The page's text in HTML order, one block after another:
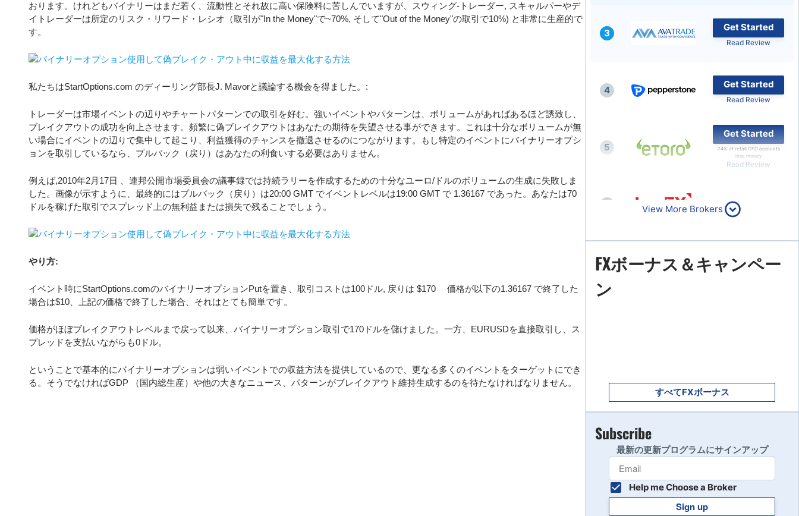
おります。けれどもバイナリーはまだ若く、流動性とそれ故に高い保険料に苦しんでいますが、スウィング-トレーダー, スキャルパーやデ
イトレーダーは所定のリスク・リワード・レシオ（取引が"In the Money"で~70%, そして"Out of the Money"の取引で10%) と非常に生産的で
す。
私たちはStartOptions.com のディーリング部長J. Mavorと議論する機会を得ました。:
トレーダーは市場イベントの辺りやチャートパターンでの取引を好む。強いイベントやパターンは、ボリュームがあればあるほど誘致し、
ブレイクアウトの成功を向上させます。頻繁に偽ブレイクアウトはあなたの期待を失望させる事ができます。これは十分なボリュームが無
い場合にイベントの辺りで集中して起こり、利益獲得のチャンスを撤退させるのにつながります。もし特定のイベントにバイナリーオプシ
ョンを取引しているなら、プルバック（戻り）はあなたの利食いする必要はありません。
例えば,2010年2月17日 、連邦公開市場委員会の議事録では持続ラリーを作成するための十分なユーロ/ドルのボリュームの生成に失敗しま
した。画像が示すように、最終的にはプルバック（戻り）は20:00 GMT でイベントレベルは19:00 GMT で 1.36167 であった。あなたは70
ドルを稼げた取引でスプレッド上の無利益または損失で残ることでしょう。
やり方:
イベント時にStartOptions.comのバイナリーオプションPutを置き、取引コストは100ドル, 戻りは $170 価格が以下の1.36167 で終了した
場合は$10、上記の価格で終了した場合、それはとても簡単です。
価格がほぼブレイクアウトレベルまで戻って以来、バイナリーオプション取引で170ドルを儲けました。一方、EURUSDを直接取引し、ス
プレッドを支払いながらも0ドル。
ということで基本的にバイナリーオプションは弱いイベントでの収益方法を提供しているので、更なる多くのイベントをターゲットにでき
る。そうでなければGDP （国内総生産）や他の大きなニュース、パターンがブレイクアウト維持生成するのを待たなければなりません。
3
Get Started
Read Review
4
Get Started
Read Review
5
Get Started
74% of retail CFD accounts
lose money
Read Review
Read Review
7 Read Review
Read Review
10
View More Brokers
FXボーナス＆キャンペー
ン
すべてFXボーナス
Subscribe
最新の更新プログラムにサインアップ
Help me Choose a Broker
Sign up